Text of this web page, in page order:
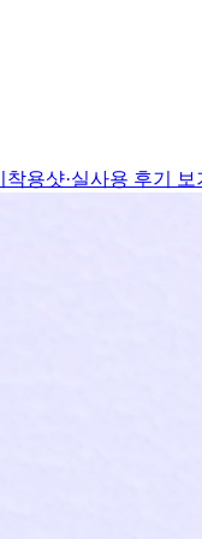
착용샷·실사용 후기 보